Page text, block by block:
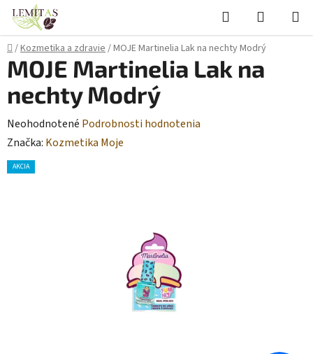
Prejsť
obsah
Hľadať
KOŠÍK
Domov
/Kozmetika a zdravie/MOJE Martinelia Lak na nechty Modrý
B
o
č
n
ý
a
MOJE Martinelia Lak na
nechty Modrý
Priemerné
hodnotenie
produktu
Neohodnotené Podrobnosti hodnotenia
Značka: Kozmetika Moje
AKCIA